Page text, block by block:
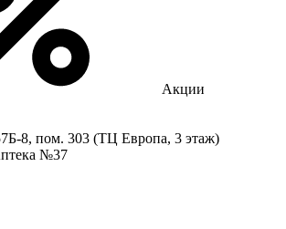
Акции
8, пом. 303 (ТЦ Европа, 3 этаж)
№37